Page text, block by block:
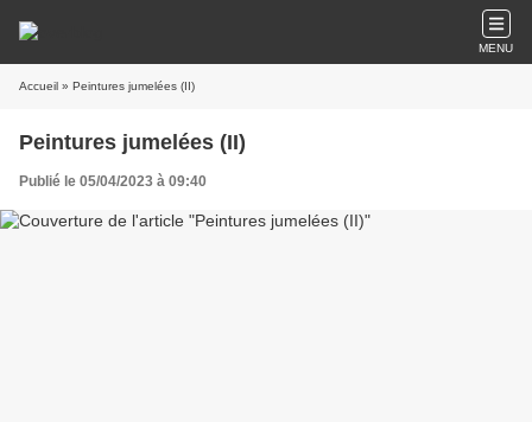
MENU
Accueil » Peintures jumelées (II)
Peintures jumelées (II)
Publié le 05/04/2023 à 09:40